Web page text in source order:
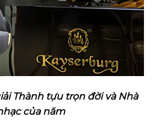
Thành tựu trọn đời và Nhà
của năm